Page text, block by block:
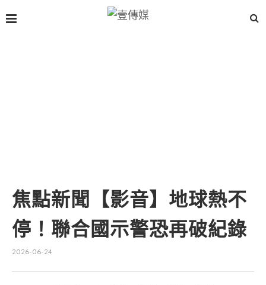
焦點新聞【影音】地球熱不
停！聯合國示警恐再破紀錄
2026-06-24